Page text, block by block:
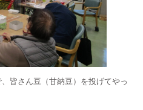
皆さん豆（甘納豆）を投げてやっ